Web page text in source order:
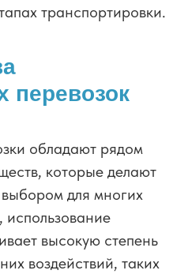
транспортировки.
перевозок
обладают рядом
которые делают
для многих
высокую степень
воздействий, таких